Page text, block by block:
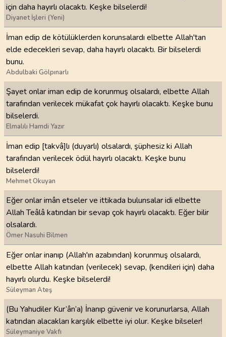
için daha hayırlı olacaktı. Keşke bilselerdi!
Diyanet İşleri (Yeni)
İman edip de kötülüklerden korunsalardı elbette Allah'tan
elde edecekleri sevap, daha hayırlı olacaktı. Bir bilselerdi
bunu.
Abdulbaki Gölpınarlı
Şayet onlar iman edip de korunmuş olsalardı, elbette Allah
tarafından verilecek mükafat çok hayırlı olacaktı. Keşke bunu
bilselerdi.
Elmalılı Hamdi Yazır
İman edip [takvâ]lı (duyarlı) olsalardı, şüphesiz ki Allah
tarafından verilecek ödül hayırlı olacaktı. Keşke bunu
bilselerdi!
Mehmet Okuyan
Eğer onlar imân etseler ve ittikada bulunsalar idi elbette
Allah Teâlâ katından bir sevap çok hayırlı olacaktı. Eğer bilir
olsalardı.
Ömer Nasuhi Bilmen
Eğer onlar inanıp (Allah'ın azabından) korunmuş olsalardı,
elbette Allah katından (verilecek) sevap, (kendileri için) daha
hayırlı olurdu. Keşke bilselerdi!
Süleyman Ateş
(Bu Yahudiler Kur’ân’a) İnanıp güvenir ve korunurlarsa, Allah
katından alacakları karşılık elbette iyi olur. Keşke bilseler!
Süleymaniye Vakfı